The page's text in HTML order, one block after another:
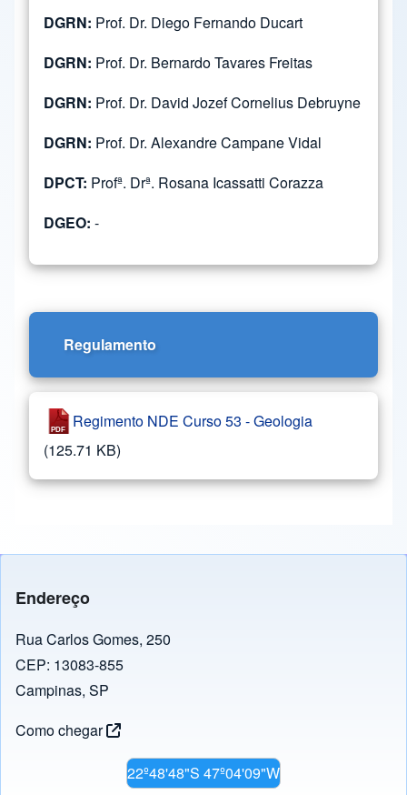
DGRN: Prof. Dr. Diego Fernando Ducart
DGRN: Prof. Dr. Bernardo Tavares Freitas
DGRN: Prof. Dr. David Jozef Cornelius Debruyne
DGRN: Prof. Dr. Alexandre Campane Vidal
DPCT: Profª. Drª. Rosana Icassatti Corazza
DGEO: -
Regulamento
Regimento NDE Curso 53 - Geologia
(125.71 KB)
Endereço
Rua Carlos Gomes, 250
CEP: 13083-855
Campinas, SP
Como chegar
22º48'48"S 47º04'09"W